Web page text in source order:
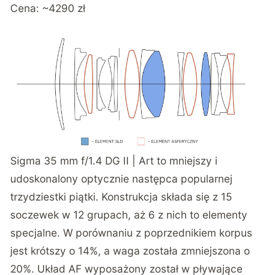
Cena: ~4290 zł
Sigma 35 mm f/1.4 DG II | Art to mniejszy i
udoskonalony optycznie następca popularnej
trzydziestki piątki. Konstrukcja składa się z 15
soczewek w 12 grupach, aż 6 z nich to elementy
specjalne. W porównaniu z poprzednikiem korpus
jest krótszy o 14%, a waga została zmniejszona o
20%. Układ AF wyposażony został w pływające